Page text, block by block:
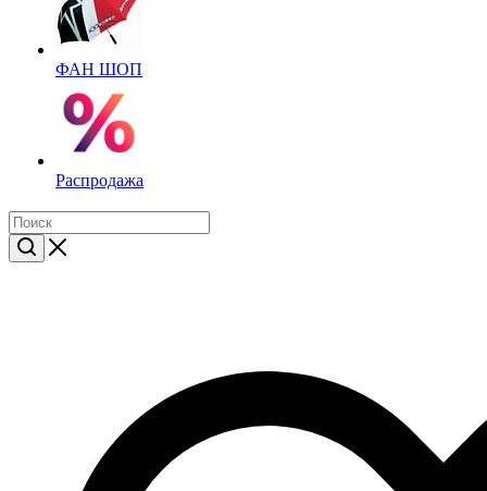
ФАН ШОП
Распродажа